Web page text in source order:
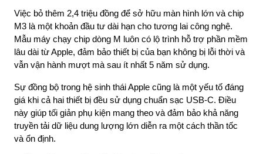
Việc bỏ thêm 2,4 triệu đồng để sở hữu màn hình lớn và chip
M3 là một khoản đầu tư dài hạn cho tương lai công nghệ.
Mẫu máy chạy chip dòng M luôn có lộ trình hỗ trợ phần mềm
lâu dài từ Apple, đảm bảo thiết bị của bạn không bị lỗi thời và
vẫn vận hành mượt mà sau ít nhất 5 năm sử dụng.
Sự đồng bộ trong hệ sinh thái Apple cũng là một yếu tố đáng
giá khi cả hai thiết bị đều sử dụng chuẩn sạc USB-C. Điều
này giúp tối giản phụ kiện mang theo và đảm bảo khả năng
truyền tải dữ liệu dung lượng lớn diễn ra một cách thần tốc
và ổn định.